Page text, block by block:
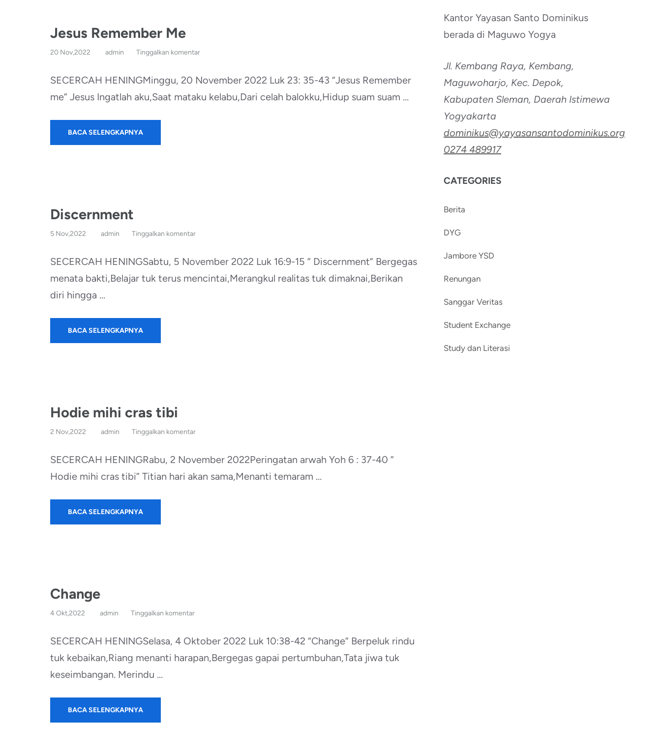
Jesus Remember Me
20 Nov,2022 admin Tinggalkan komentar
SECERCAH HENINGMinggu, 20 November 2022 Luk 23: 35-43 “Jesus Remember
me” Jesus Ingatlah aku,Saat mataku kelabu,Dari celah balokku,Hidup suam suam …
BACA SELENGKAPNYA
Discernment
5 Nov,2022 admin Tinggalkan komentar
SECERCAH HENINGSabtu, 5 November 2022 Luk 16:9-15 ” Discernment” Bergegas
menata bakti,Belajar tuk terus mencintai,Merangkul realitas tuk dimaknai,Berikan
diri hingga …
BACA SELENGKAPNYA
Hodie mihi cras tibi
2 Nov,2022 admin Tinggalkan komentar
SECERCAH HENINGRabu, 2 November 2022Peringatan arwah Yoh 6 : 37-40 ”
Hodie mihi cras tibi” Titian hari akan sama,Menanti temaram …
BACA SELENGKAPNYA
Change
4 Okt,2022 admin Tinggalkan komentar
SECERCAH HENINGSelasa, 4 Oktober 2022 Luk 10:38-42 “Change” Berpeluk rindu
tuk kebaikan,Riang menanti harapan,Bergegas gapai pertumbuhan,Tata jiwa tuk
keseimbangan. Merindu …
BACA SELENGKAPNYA
Kantor Yayasan Santo Dominikus
berada di Maguwo Yogya
Jl. Kembang Raya, Kembang,
Maguwoharjo, Kec. Depok,
Kabupaten Sleman, Daerah Istimewa
Yogyakarta
dominikus@yayasansantodominikus.org
0274 489917
CATEGORIES
Berita
DYG
Jambore YSD
Renungan
Sanggar Veritas
Student Exchange
Study dan Literasi